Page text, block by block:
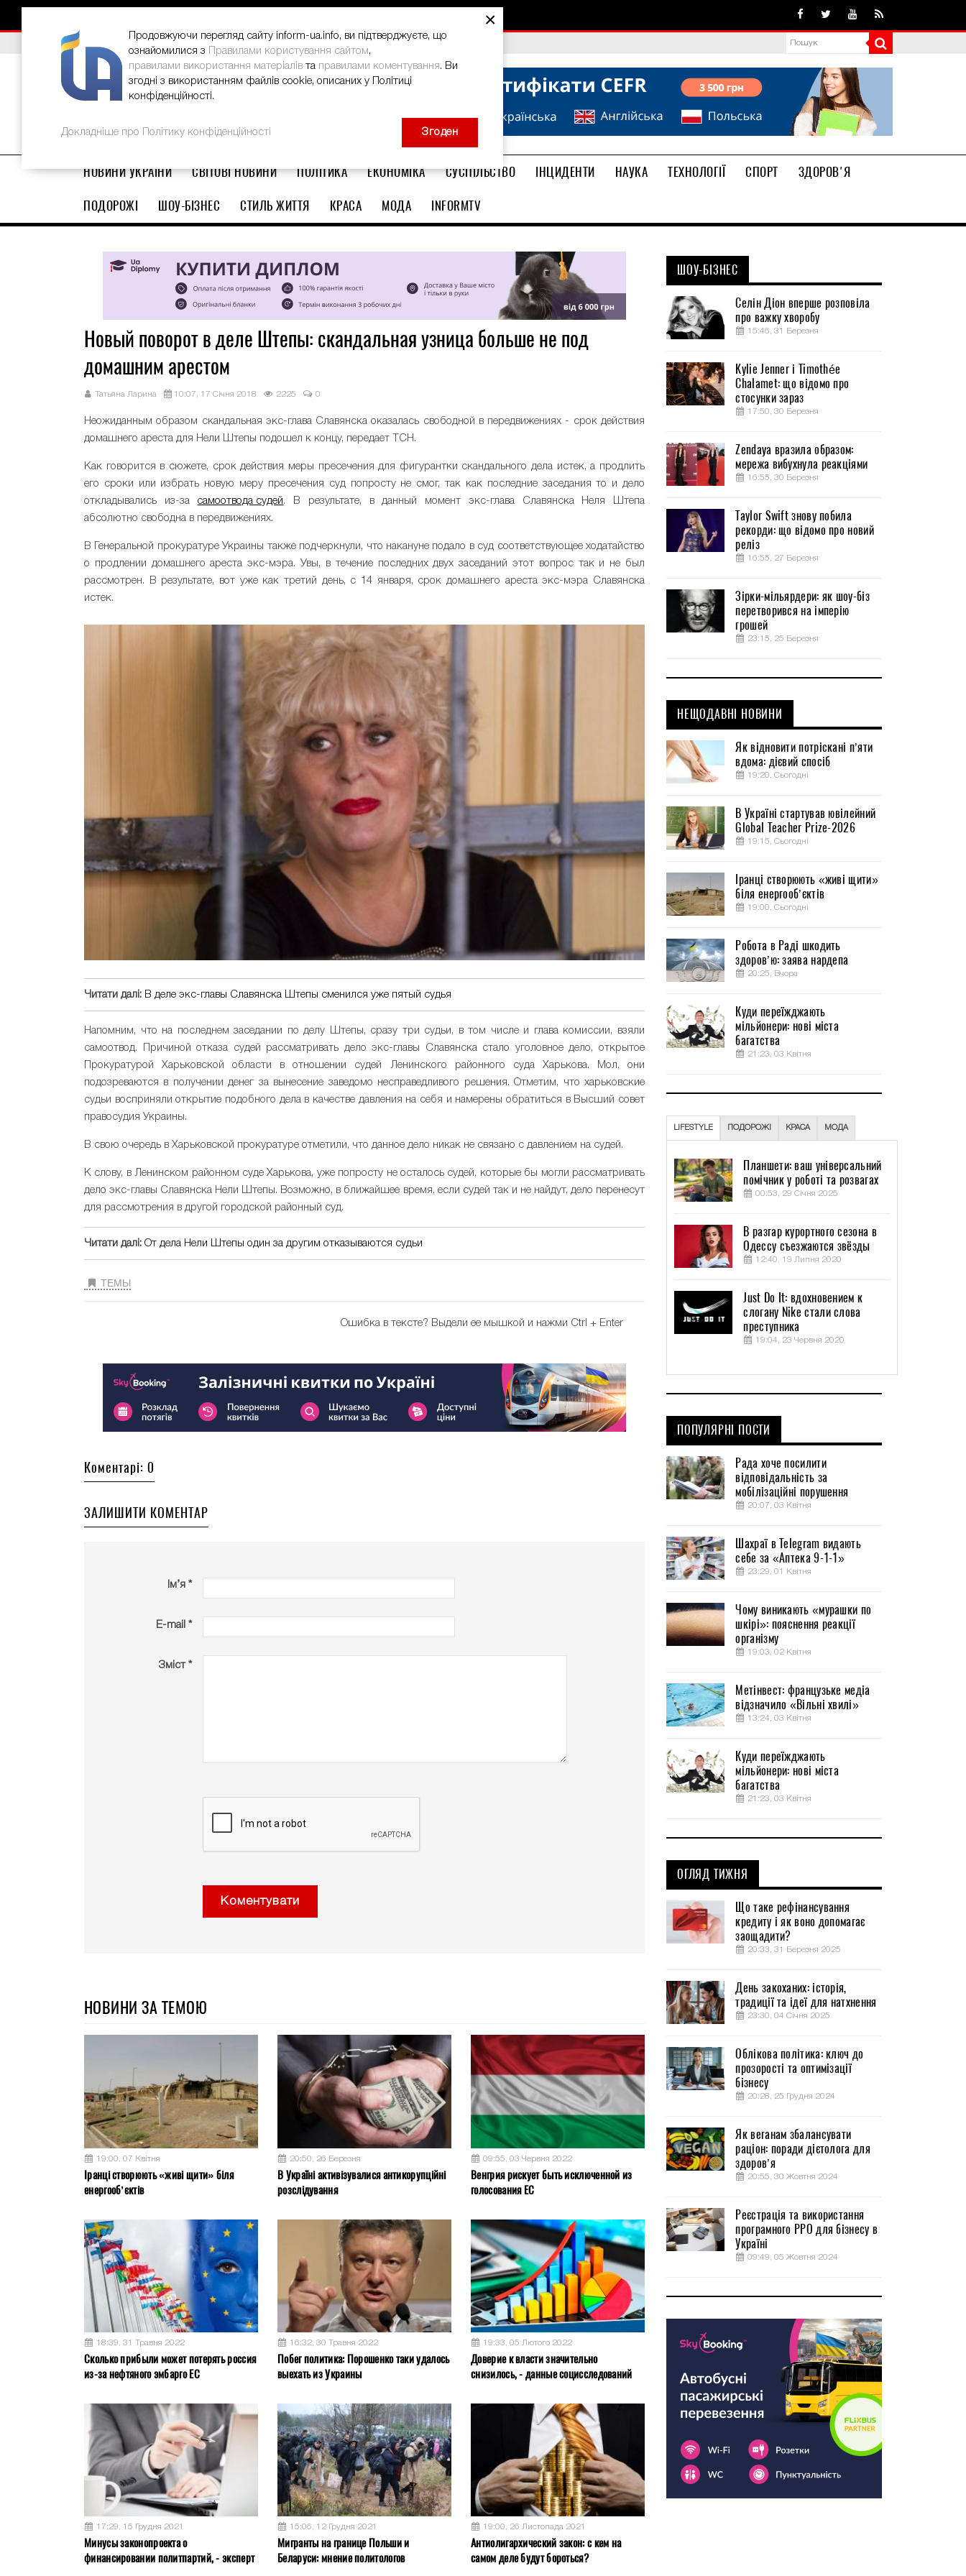
ВИБІР РЕДАКЦІЇ В Україні стартував ювілейний Global Teacher Prize-2026
НОВИНИ УКРАЇНИ СВІТОВІ НОВИНИ ПОЛІТИКА ЕКОНОМІКА СУСПІЛЬСТВО ІНЦИДЕНТИ НАУКА ТЕХНОЛОГІЇ СПОРТ
ЗДОРОВ'Я
ПОДОРОЖІ
ШОУ-БІЗНЕС СТИЛЬ ЖИТТЯ КРАСА МОДА INFORMTV
Новый поворот в деле Штепы: скандальная узница больше не под
домашним арестом
Татьяна Ларина 10:07, 17 Січня 2018 2225 0
Неожиданным образом скандальная экс-глава Славянска оказалась свободной в передвижениях - срок действия
домашнего ареста для Нели Штепы подошел к концу, передает ТСН.
Как говорится в сюжете, срок действия меры пресечения для фигурантки скандального дела истек, а продлить
его сроки или избрать новую меру пресечения суд попросту не смог, так как последние заседания то и дело
откладывались из-за самоотвода судей. В результате, в данный момент экс-глава Славянска Неля Штепа
абсолютно свободна в передвижениях.
В Генеральной прокуратуре Украины также подчеркнули, что накануне подало в суд соответствующее ходатайство
о продлении домашнего ареста экс-мэра. Увы, в течение последних двух заседаний этот вопрос так и не был
рассмотрен. В результате, вот уже как третий день, с 14 января, срок домашнего ареста экс-мэра Славянска
истек.
Читати далі: В деле экс-главы Славянска Штепы сменился уже пятый судья
Напомним, что на последнем заседании по делу Штепы, сразу три судьи, в том числе и глава комиссии, взяли
самоотвод. Причиной отказа судей рассматривать дело экс-главы Славянска стало уголовное дело, открытое
Прокуратурой Харьковской области в отношении судей Ленинского районного суда Харькова. Мол, они
подозреваются в получении денег за вынесение заведомо несправедливого решения. Отметим, что харьковские
судьи восприняли открытие подобного дела в качестве давления на себя и намерены обратиться в Высший совет
правосудия Украины.
В свою очередь в Харьковской прокуратуре отметили, что данное дело никак не связано с давлением на судей.
К слову, в Ленинском районном суде Харькова, уже попросту не осталось судей, которые бы могли рассматривать
дело экс-главы Славянска Нели Штепы. Возможно, в ближайшее время, если судей так и не найдут, дело перенесут
для рассмотрения в другой городской районный суд.
Читати далі: От дела Нели Штепы один за другим отказываются судьи
ТЕМЫ
Ошибка в тексте? Выдели ее мышкой и нажми Ctrl + Enter
Коментарі: 0
ЗАЛИШИТИ КОМЕНТАР
Ім’я *
E-mail *
Зміст *
Коментувати
НОВИНИ ЗА ТЕМОЮ
19:00, 07 Квітня
Іранці створюють «живі щити» біля
енергооб’єктів
20:50, 26 Березня
В Україні активізувалися антикорупційні
розслідування
09:55, 03 Червня 2022
Венгрия рискует быть исключенной из
голосования ЕС
18:39, 31 Травня 2022
Сколько прибыли может потерять россия
из-за нефтяного эмбарго ЕС
16:32, 30 Травня 2022
Побег политика: Порошенко таки удалось
выехать из Украины
19:33, 05 Лютого 2022
Доверие к власти значительно
снизилось, - данные социсследований
17:29, 15 Грудня 2021
Минусы законопроекта о
финансировании политпартий, - эксперт
15:06, 12 Грудня 2021
Мигранты на границе Польши и
Беларуси: мнение политологов
19:00, 26 Листопада 2021
Антиолигархический закон: с кем на
самом деле будут бороться?
ШОУ-БІЗНЕС
Селін Діон вперше розповіла
про важку хворобу
15:46, 31 Березня
Kylie Jenner і Timothée
Chalamet: що відомо про
стосунки зараз
17:50, 30 Березня
Zendaya вразила образом:
мережа вибухнула реакціями
16:55, 30 Березня
Taylor Swift знову побила
рекорди: що відомо про новий
реліз
16:55, 27 Березня
Зірки-мільярдери: як шоу-біз
перетворився на імперію
грошей
23:15, 25 Березня
НЕЩОДАВНІ НОВИНИ
Як відновити потріскані п’яти
вдома: дієвий спосіб
19:20, Сьогодні
В Україні стартував ювілейний
Global Teacher Prize-2026
19:15, Сьогодні
Іранці створюють «живі щити»
біля енергооб’єктів
19:00, Сьогодні
Робота в Раді шкодить
здоров’ю: заява нардепа
20:25, Вчора
Куди переїжджають
мільйонери: нові міста
багатства
21:23, 03 Квітня
LIFESTYLE ПОДОРОЖІ КРАСА МОДА
Планшети: ваш універсальний
помічник у роботі та розвагах
00:53, 29 Січня 2025
В разгар курортного сезона в
Одессу съезжаются звёзды
12:40, 19 Липня 2020
Just Do It: вдохновением к
слогану Nike стали слова
преступника
19:04, 23 Червня 2020
ПОПУЛЯРНІ ПОСТИ
Рада хоче посилити
відповідальність за
мобілізаційні порушення
20:07, 03 Квітня
Шахраї в Telegram видають
себе за «Аптека 9-1-1»
23:29, 01 Квітня
Чому виникають «мурашки по
шкірі»: пояснення реакції
організму
19:03, 02 Квітня
Метінвест: французьке медіа
відзначило «Вільні хвилі»
13:24, 03 Квітня
Куди переїжджають
мільйонери: нові міста
багатства
21:23, 03 Квітня
ОГЛЯД ТИЖНЯ
Що таке рефінансування
кредиту і як воно допомагає
заощадити?
20:33, 31 Березня 2025
День закоханих: історія,
традиції та ідеї для натхнення
23:30, 04 Січня 2025
Облікова політика: ключ до
прозорості та оптимізації
бізнесу
20:28, 25 Грудня 2024
Як веганам збалансувати
раціон: поради дієтолога для
здоров’я
20:55, 30 Жовтня 2024
Реєстрація та використання
програмного РРО для бізнесу в
Україні
09:49, 05 Жовтня 2024
×
Продовжуючи перегляд сайту inform-ua.info, ви підтверджуєте, що
ознайомилися з
Правилами користування сайтом,
правилами використання матеріалів та правилами коментування. Ви
згодні з використанням файлів cookie, описаних у Політиці
конфіденційності.
Докладніше про Політику конфіденційності Згоден